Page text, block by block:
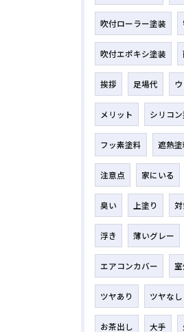
吹付ローラー塗装
吹付エポキシ塗装
挨拶 足場代
メリット シリコ
フッ素塗料 遮熱塗
注意点 家にいる
臭い 上塗り
浮き 薄いグレー
エアコンカバー
ツヤあり ツヤなし
お茶出し 大手